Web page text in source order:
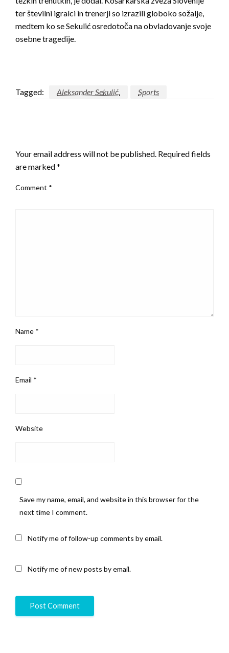
ter številni igralci in trenerji so izrazili globoko sožalje,
medtem ko se Sekulić osredotoča na obvladovanje svoje
osebne tragedije.
Tagged: Aleksander Sekulić. Sports
Your email address will not be published. Required fields
are marked*
Comment *
Name *
Email *
Website
Save my name, email, and website in this browser for the
next time I comment.
Notify me of follow-up comments by email.
Notify me of new posts by email.